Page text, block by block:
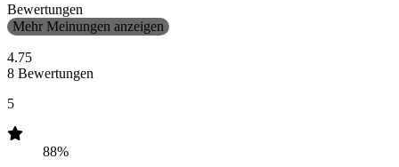
Bewertungen
Mehr Meinungen anzeigen
4.75
8 Bewertungen
5
88%